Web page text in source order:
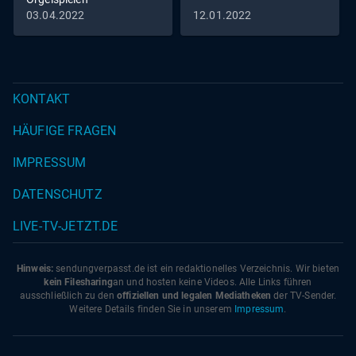
03.04.2022
12.01.2022
KONTAKT
HÄUFIGE FRAGEN
IMPRESSUM
DATENSCHUTZ
LIVE-TV-JETZT.DE
Hinweis: sendungverpasst.de ist ein redaktionelles Verzeichnis. Wir bieten
kein Filesharingan und hosten keine Videos. Alle Links führen
ausschließlich zu den offiziellen und legalen Mediatheken der TV-Sender.
Weitere Details finden Sie in unserem Impressum.